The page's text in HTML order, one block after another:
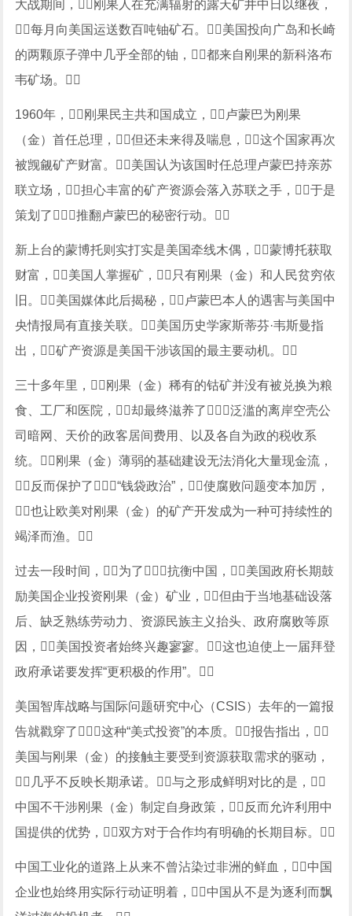
大战期间，刚果人在充满辐射的露天矿井中日以继夜，
每月向美国运送数百吨铀矿石。美国投向广岛和长崎
的两颗原子弹中几乎全部的铀，都来自刚果的新科洛布
韦矿场。
1960年，刚果民主共和国成立，卢蒙巴为刚果
（金）首任总理，但还未来得及喘息，这个国家再次
被觊觎矿产财富。美国认为该国时任总理卢蒙巴持亲苏
联立场，担心丰富的矿产资源会落入苏联之手，于是
策划了推翻卢蒙巴的秘密行动。
新上台的蒙博托则实打实是美国牵线木偶，蒙博托获取
财富，美国人掌握矿，只有刚果（金）和人民贫穷依
旧。美国媒体此后揭秘，卢蒙巴本人的遇害与美国中
央情报局有直接关联。美国历史学家斯蒂芬·韦斯曼指
出，矿产资源是美国干涉该国的最主要动机。
三十多年里，刚果（金）稀有的钴矿并没有被兑换为粮
食、工厂和医院，却最终滋养了泛滥的离岸空壳公
司暗网、天价的政客居间费用、以及各自为政的税收系
统。刚果（金）薄弱的基础建设无法消化大量现金流，
反而保护了“钱袋政治”，使腐败问题变本加厉，
也让欧美对刚果（金）的矿产开发成为一种可持续性的
竭泽而渔。
过去一段时间，为了抗衡中国，美国政府长期鼓
励美国企业投资刚果（金）矿业，但由于当地基础设落
后、缺乏熟练劳动力、资源民族主义抬头、政府腐败等原
因，美国投资者始终兴趣寥寥。这也迫使上一届拜登
政府承诺要发挥“更积极的作用”。
美国智库战略与国际问题研究中心（CSIS）去年的一篇报
告就戳穿了这种“美式投资”的本质。报告指出，
美国与刚果（金）的接触主要受到资源获取需求的驱动，
几乎不反映长期承诺。与之形成鲜明对比的是，
中国不干涉刚果（金）制定自身政策，反而允许利用中
国提供的优势，双方对于合作均有明确的长期目标。
中国工业化的道路上从来不曾沾染过非洲的鲜血，中国
企业也始终用实际行动证明着，中国从不是为逐利而飘